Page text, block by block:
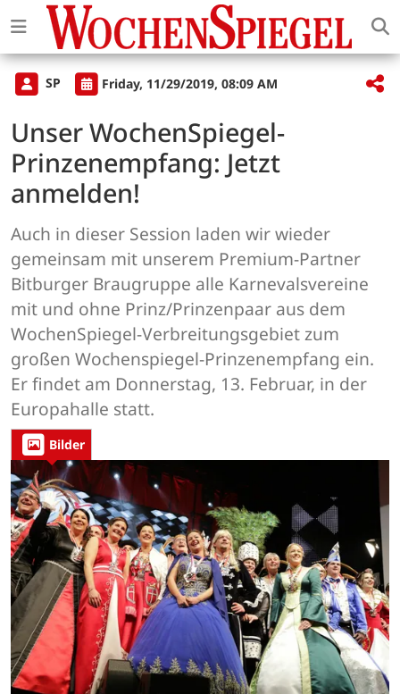
SP Friday, 11/29/2019, 08:09 AM
Unser WochenSpiegel-
Prinzenempfang: Jetzt
anmelden!
Auch in dieser Session laden wir wieder
gemeinsam mit unserem Premium-Partner
Bitburger Braugruppe alle Karnevalsvereine
mit und ohne Prinz/Prinzenpaar aus dem
WochenSpiegel-Verbreitungsgebiet zum
großen Wochenspiegel-Prinzenempfang ein.
Er findet am Donnerstag, 13. Februar, in der
Europahalle statt.
Bilder